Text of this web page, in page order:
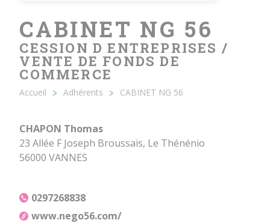
CABINET NG 56
CESSION D ENTREPRISES /
VENTE DE FONDS DE
COMMERCE
Fil
Accueil Adhérents CABINET NG 56
CHAPON Thomas
23 Allée F Joseph Broussais, Le Thénénio
56000 VANNES
0297268838
www.nego56.com/